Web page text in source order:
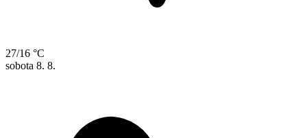
27/16 °C
sobota 8. 8.